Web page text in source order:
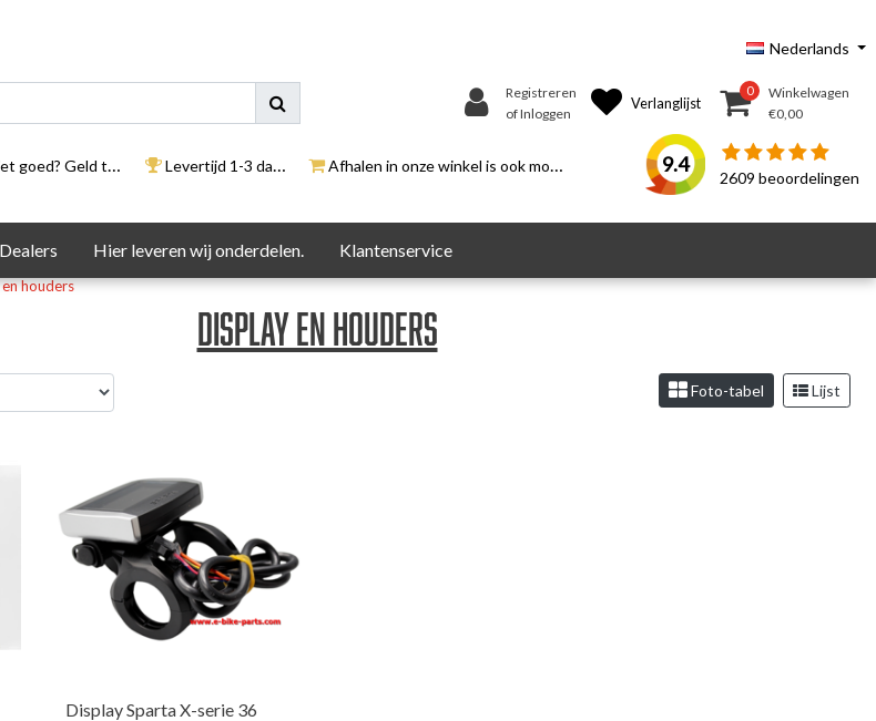
Nederlands
Registreren
of Inloggen
Verlanglijst
0
Winkelwagen
€0,00
goed? Geld terug Levertijd 1-3 dagen Afhalen in onze winkel is ook mogelijk. 9.4
2609 beoordelingen
Hier leveren wij onderdelen. Klantenservice
houders
Display en houders
Foto-tabel Lijst
Display Sparta X-serie 36